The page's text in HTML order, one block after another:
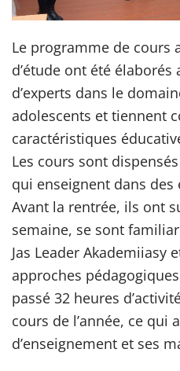
Le programme de cours
d’étude ont été
d’experts dans le
adolescents et tiennent
caractéristiques
Les cours sont
qui enseignent dans des
Avant la rentrée, ils ont
semaine, se sont
Jas Leader Akademiiasy
approches
passé 32 heures
cours de l’année, ce qui
d’enseignement et ses